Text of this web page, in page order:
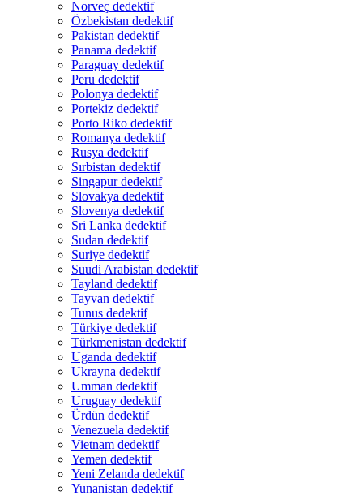
Norveç dedektif
Özbekistan dedektif
Pakistan dedektif
Panama dedektif
Paraguay dedektif
Peru dedektif
Polonya dedektif
Portekiz dedektif
Porto Riko dedektif
Romanya dedektif
Rusya dedektif
Sırbistan dedektif
Singapur dedektif
Slovakya dedektif
Slovenya dedektif
Sri Lanka dedektif
Sudan dedektif
Suriye dedektif
Suudi Arabistan dedektif
Tayland dedektif
Tayvan dedektif
Tunus dedektif
Türkiye dedektif
Türkmenistan dedektif
Uganda dedektif
Ukrayna dedektif
Umman dedektif
Uruguay dedektif
Ürdün dedektif
Venezuela dedektif
Vietnam dedektif
Yemen dedektif
Yeni Zelanda dedektif
Yunanistan dedektif